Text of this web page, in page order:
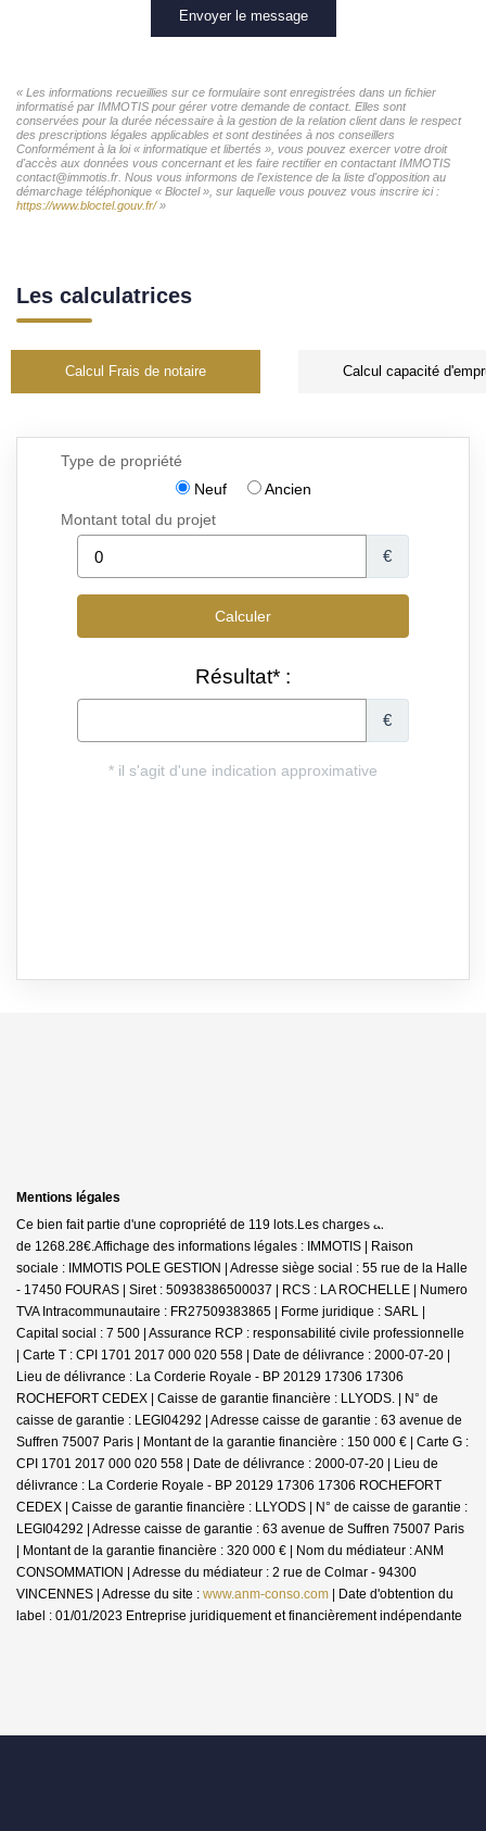
Envoyer le message
« Les informations recueillies sur ce formulaire sont enregistrées dans un fichier
informatisé par IMMOTIS pour gérer votre demande de contact. Elles sont
conservées pour la durée nécessaire à la gestion de la relation client dans le respect
des prescriptions légales applicables et sont destinées à nos conseillers
Conformément à la loi « informatique et libertés », vous pouvez exercer votre droit
d'accès aux données vous concernant et les faire rectifier en contactant IMMOTIS
contact@immotis.fr. Nous vous informons de l'existence de la liste d'opposition au
démarchage téléphonique « Bloctel », sur laquelle vous pouvez vous inscrire ici :
https://www.bloctel.gouv.fr/»
Les calculatrices
Calcul Frais de notaire Calcul capacité
Mentions légales
Ce bien fait partie d'une copropriété de 119 lots.Les charges annuelles sont
de 1268.28€. Affichage des informations légales : IMMOTIS | Raison
sociale : IMMOTIS POLE GESTION | Adresse siège social : 55 rue de la Halle
- 17450 FOURAS | Siret : 50938386500037 | RCS : LA ROCHELLE | Numero
TVA Intracommunautaire : FR27509383865 | Forme juridique : SARL |
Capital social : 7 500 | Assurance RCP : responsabilité civile professionnelle
| Carte T : CPI 1701 2017 000 020 558 | Date de délivrance : 2000-07-20 |
Lieu de délivrance : La Corderie Royale - BP 20129 17306 17306
ROCHEFORT CEDEX | Caisse de garantie financière : LLYODS. | N° de
caisse de garantie : LEGI04292 | Adresse caisse de garantie : 63 avenue de
Suffren 75007 Paris | Montant de la garantie financière : 150 000 € | Carte G :
CPI 1701 2017 000 020 558 | Date de délivrance : 2000-07-20 | Lieu de
délivrance : La Corderie Royale - BP 20129 17306 17306 ROCHEFORT
CEDEX | Caisse de garantie financière : LLYODS | N° de caisse de garantie :
LEGI04292 | Adresse caisse de garantie : 63 avenue de Suffren 75007 Paris
| Montant de la garantie financière : 320 000 € | Nom du médiateur : ANM
CONSOMMATION | Adresse du médiateur : 2 rue de Colmar - 94300
VINCENNES | Adresse du site : www.anm-conso.com | Date d'obtention du
label : 01/01/2023 Entreprise juridiquement et financièrement indépendante